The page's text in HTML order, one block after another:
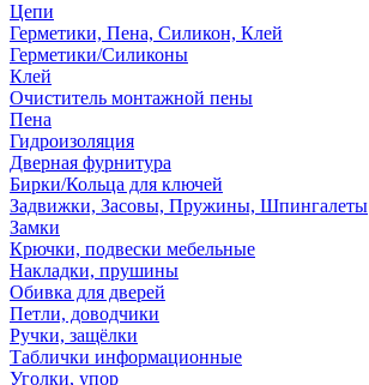
Цепи
Герметики, Пена, Силикон, Клей
Герметики/Силиконы
Клей
Очиститель монтажной пены
Пена
Гидроизоляция
Дверная фурнитура
Бирки/Кольца для ключей
Задвижки, Засовы, Пружины, Шпингалеты
Замки
Крючки, подвески мебельные
Накладки, прушины
Обивка для дверей
Петли, доводчики
Ручки, защёлки
Таблички информационные
Уголки, упор